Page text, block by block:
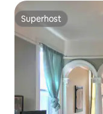
Superhost
Superhost